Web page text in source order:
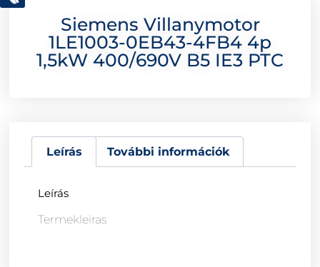
Siemens Villanymotor
1LE1003-0EB43-4FB4 4p
1,5kW 400/690V B5 IE3 PTC
Leírás További információk
Leírás
Termekleiras